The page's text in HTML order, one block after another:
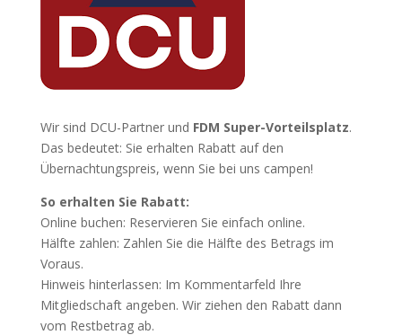
Wir sind DCU-Partner und FDM Super-Vorteilsplatz.
Das bedeutet: Sie erhalten Rabatt auf den
Übernachtungspreis, wenn Sie bei uns campen!
So erhalten Sie Rabatt:
Online buchen: Reservieren Sie einfach online.
Hälfte zahlen: Zahlen Sie die Hälfte des Betrags im
Voraus.
Hinweis hinterlassen: Im Kommentarfeld Ihre
Mitgliedschaft angeben. Wir ziehen den Rabatt dann
vom Restbetrag ab.